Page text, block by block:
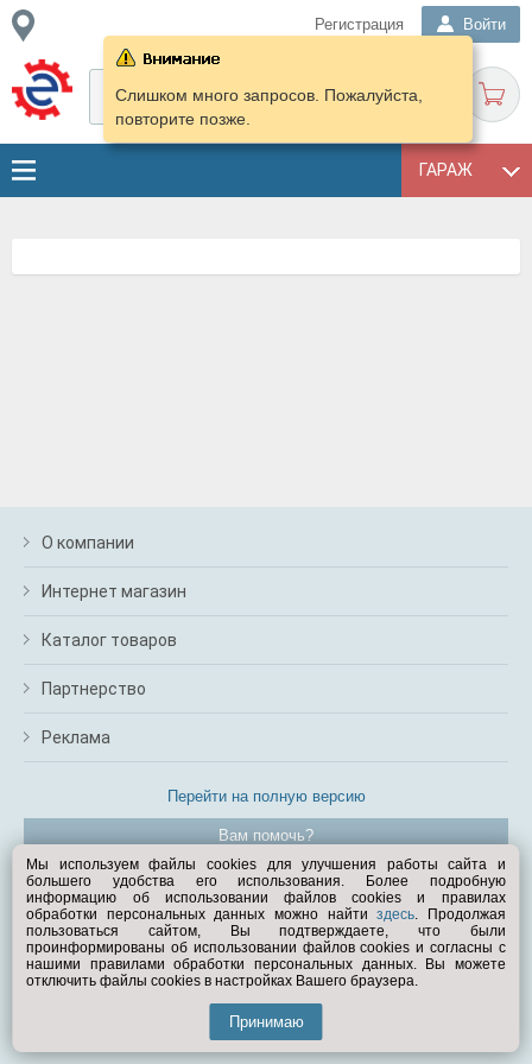
Регистрация Войти
ГАРАЖ
Слишком много запросов. Пожалуйста,
повторите позже.
О компании
Интернет магазин
Каталог товаров
Партнерство
Реклама
Перейти на полную версию
Вам помочь?
© Exist.ru 1998—2026
Мы используем файлы cookies для улучшения работы сайта и
большего удобства его использования. Более подробную
информацию об использовании файлов cookies и правилах
обработки персональных данных можно найтиздесь. Продолжая
пользоваться сайтом, Вы подтверждаете, что были
проинформированы об использовании файлов cookies и согласны с
нашими правилами обработки персональных данных. Вы можете
отключить файлы cookies в настройках Вашего браузера.
Принимаю